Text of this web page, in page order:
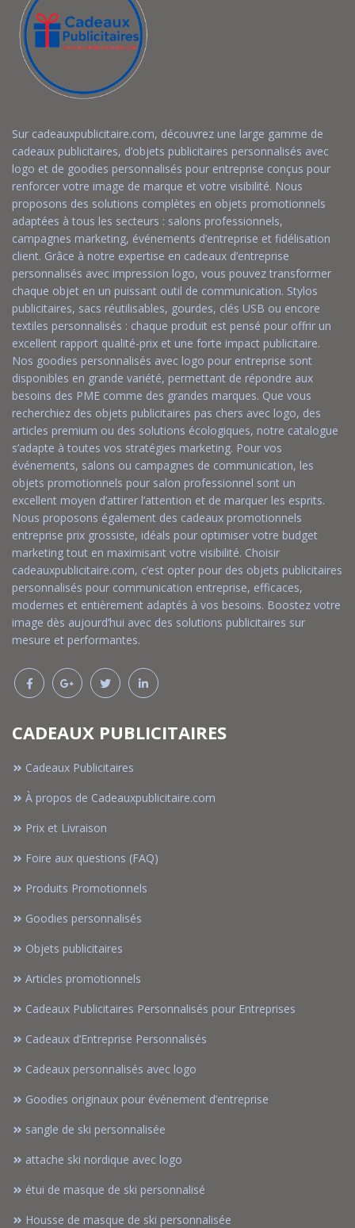
Sur cadeauxpublicitaire.com, découvrez une large gamme de
cadeaux publicitaires, d’objets publicitaires personnalisés avec
logo et de goodies personnalisés pour entreprise conçus pour
renforcer votre image de marque et votre visibilité. Nous
proposons des solutions complètes en objets promotionnels
adaptées à tous les secteurs : salons professionnels,
campagnes marketing, événements d’entreprise et fidélisation
client. Grâce à notre expertise en cadeaux d’entreprise
personnalisés avec impression logo, vous pouvez transformer
chaque objet en un puissant outil de communication. Stylos
publicitaires, sacs réutilisables, gourdes, clés USB ou encore
textiles personnalisés : chaque produit est pensé pour offrir un
excellent rapport qualité-prix et une forte impact publicitaire.
Nos goodies personnalisés avec logo pour entreprise sont
disponibles en grande variété, permettant de répondre aux
besoins des PME comme des grandes marques. Que vous
recherchiez des objets publicitaires pas chers avec logo, des
articles premium ou des solutions écologiques, notre catalogue
s’adapte à toutes vos stratégies marketing. Pour vos
événements, salons ou campagnes de communication, les
objets promotionnels pour salon professionnel sont un
excellent moyen d’attirer l’attention et de marquer les esprits.
Nous proposons également des cadeaux promotionnels
entreprise prix grossiste, idéals pour optimiser votre budget
marketing tout en maximisant votre visibilité. Choisir
cadeauxpublicitaire.com, c’est opter pour des objets publicitaires
personnalisés pour communication entreprise, efficaces,
modernes et entièrement adaptés à vos besoins. Boostez votre
image dès aujourd’hui avec des solutions publicitaires sur
mesure et performantes.
CADEAUX PUBLICITAIRES
Cadeaux Publicitaires
À propos de Cadeauxpublicitaire.com
Prix et Livraison
Foire aux questions (FAQ)
Produits Promotionnels
Goodies personnalisés
Objets publicitaires
Articles promotionnels
Cadeaux Publicitaires Personnalisés pour Entreprises
Cadeaux d’Entreprise Personnalisés
Cadeaux personnalisés avec logo
Goodies originaux pour événement d’entreprise
sangle de ski personnalisée
attache ski nordique avec logo
étui de masque de ski personnalisé
Housse de masque de ski personnalisée